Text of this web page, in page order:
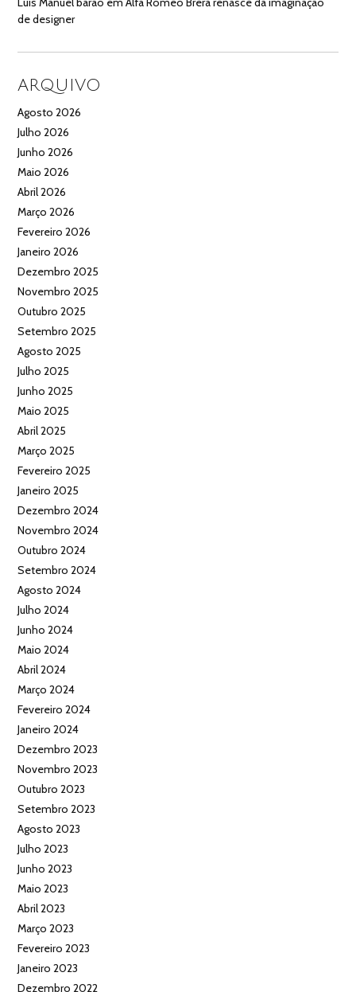
de designer
ARQUIVO
Agosto 2026
Julho 2026
Junho 2026
Maio 2026
Abril 2026
Março 2026
Fevereiro 2026
Janeiro 2026
Dezembro 2025
Novembro 2025
Outubro 2025
Setembro 2025
Agosto 2025
Julho 2025
Junho 2025
Maio 2025
Abril 2025
Março 2025
Fevereiro 2025
Janeiro 2025
Dezembro 2024
Novembro 2024
Outubro 2024
Setembro 2024
Agosto 2024
Julho 2024
Junho 2024
Maio 2024
Abril 2024
Março 2024
Fevereiro 2024
Janeiro 2024
Dezembro 2023
Novembro 2023
Outubro 2023
Setembro 2023
Agosto 2023
Julho 2023
Junho 2023
Maio 2023
Abril 2023
Março 2023
Fevereiro 2023
Janeiro 2023
Dezembro 2022